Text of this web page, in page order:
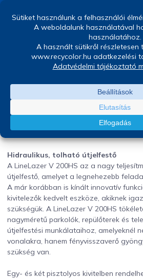
Graco
Jakusovszky Ágnes
Hidraulikus, tolható útjelfestő
A LineLazer V 200HS az a nagy
útjelfestő, amelyet a legnehezebb
A már korábban is kínált innovatív
kivitelezők kedvelt eszköze, akiknek
szükségük. A LineLazer V 200HS
nagyméretű parkolók, repülőterek és
útjelfestési munkálataihoz, amelyeknél
vonalakra, hanem fényvisszaverő
szükség van.
Egy- és két pisztolyos kivitelben